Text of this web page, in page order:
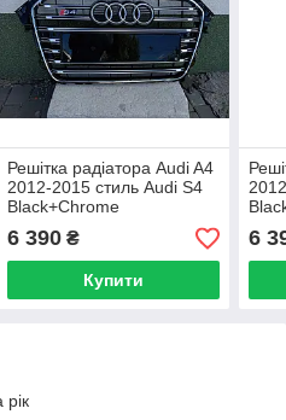
Решітка радіатора Audi A4
2012-2015 стиль Audi S4
Black+Chrome
6 390₴
Купити
6
рік